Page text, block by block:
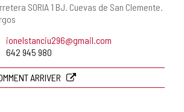
SORIA 1 BJ. Cuevas de San Clemente.
ionelstanciu296@gmail.com
642 945 980
ARRIVER